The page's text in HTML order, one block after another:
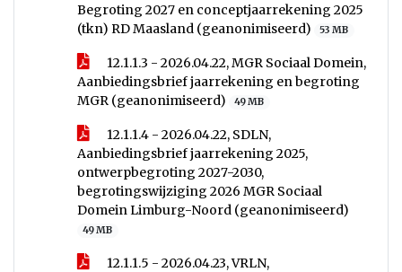
Begroting 2027 en conceptjaarrekening 2025
(tkn) RD Maasland (geanonimiseerd)
53 MB
12.1.1.3 - 2026.04.22, MGR Sociaal Domein,
Aanbiedingsbrief jaarrekening en begroting
MGR (geanonimiseerd)
49 MB
12.1.1.4 - 2026.04.22, SDLN,
Aanbiedingsbrief jaarrekening 2025,
ontwerpbegroting 2027-2030,
begrotingswijziging 2026 MGR Sociaal
Domein Limburg-Noord (geanonimiseerd)
49 MB
12.1.1.5 - 2026.04.23, VRLN,